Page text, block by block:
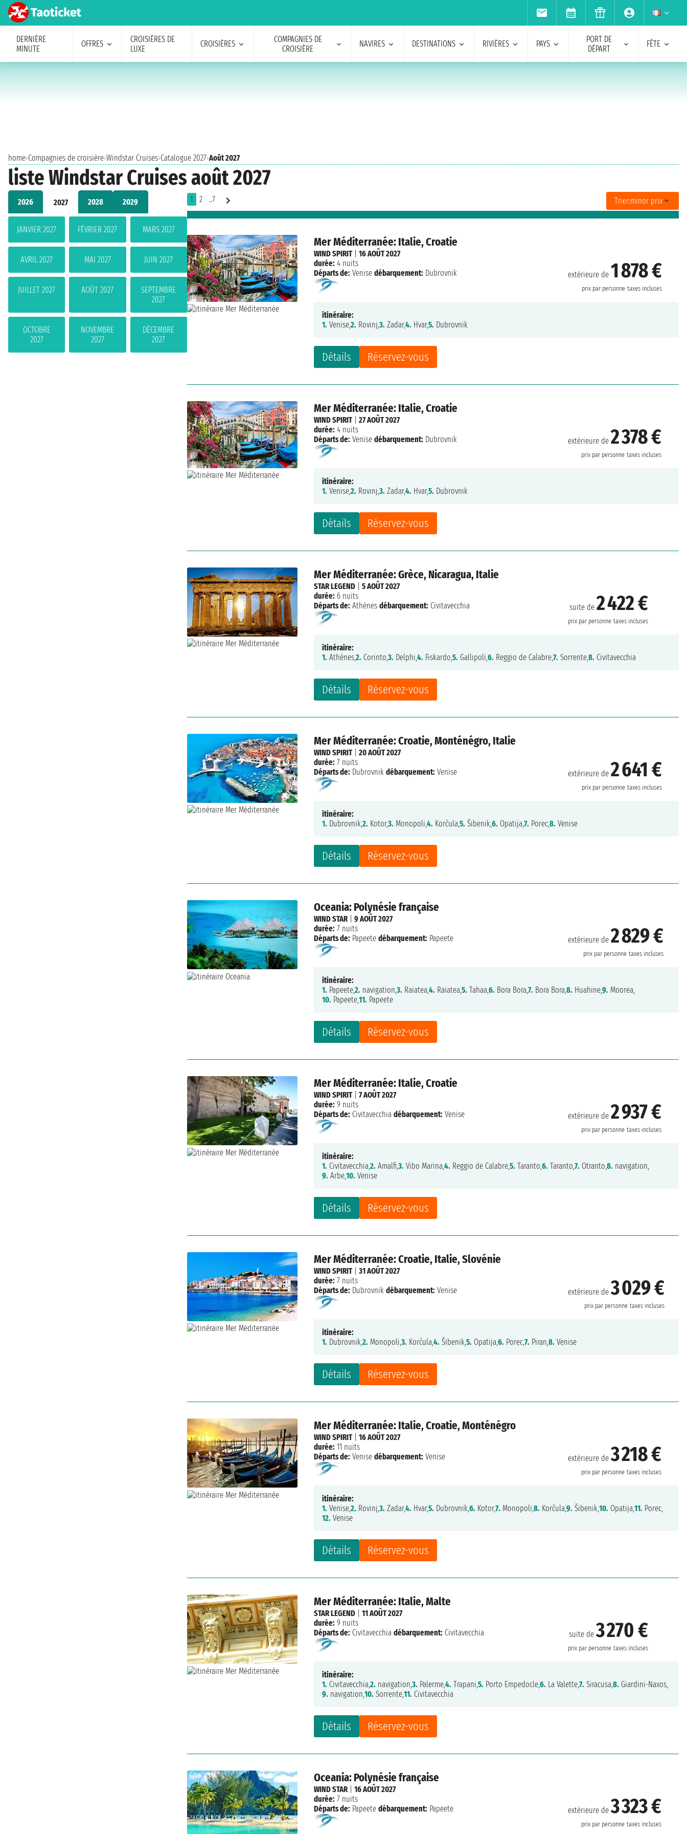
DERNIÈRE
MINUTE
OFFRES
CROISIÈRES DE
LUXE
CROISIÈRES
COMPAGNIES DE
CROISIÈRE
NAVIRES DESTINATIONS RIVIÈRES PAYS
PORT DE
DÉPART
FÊTE
home›Compagnies de croisière›Windstar Cruises›Catalogue 2027›Août 2027
liste Windstar Cruises août 2027
2026 2027 2028 2029
JANVIER 2027 FÉVRIER 2027 MARS 2027
AVRIL 2027 MAI 2027 JUIN 2027
JUILLET 2027 AOÛT 2027
SEPTEMBRE
2027
OCTOBRE
2027
NOVEMBRE
2027
DÉCEMBRE
2027
1 2 ..7 Trier:minor prix
Mer Méditerranée: Italie, Croatie
extérieure de 1 878 €
prix par personne taxes incluses
Détails Réservez-vous
WIND SPIRIT|16 AOÛT 2027
durée: 4 nuits
Départs de: Venise débarquement: Dubrovnik
itinéraire:
1. Venise,2. Rovinj,3. Zadar,4. Hvar,5. Dubrovnik
Mer Méditerranée: Italie, Croatie
extérieure de2 378 €
prix par personne taxes incluses
Détails Réservez-vous
WIND SPIRIT|27 AOÛT 2027
durée: 4 nuits
Départs de: Venise débarquement: Dubrovnik
itinéraire:
1. Venise,2. Rovinj,3. Zadar,4. Hvar,5. Dubrovnik
Mer Méditerranée: Grèce, Nicaragua, Italie
suite de2 422 €
prix par personne taxes incluses
Détails Réservez-vous
STAR LEGEND |5 AOÛT 2027
durée: 6 nuits
Départs de: Athènes débarquement: Civitavecchia
itinéraire:
1. Athènes,2. Corinto,3. Delphi,4. Fiskardo,5. Gallipoli,6. Reggio de Calabre,7. Sorrente,8. Civitavecchia
Mer Méditerranée: Croatie, Monténégro, Italie
extérieure de2 641 €
prix par personne taxes incluses
Détails Réservez-vous
WIND SPIRIT|20 AOÛT 2027
durée: 7 nuits
Départs de: Dubrovnik débarquement: Venise
itinéraire:
1. Dubrovnik,2. Kotor,3. Monopoli,4. Korčula,5. Šibenik,6. Opatija,7. Porec,8. Venise
Oceania: Polynésie française
extérieure de2 829 €
prix par personne taxes incluses
Détails Réservez-vous
WIND STAR|9 AOÛT 2027
durée: 7 nuits
Départs de: Papeete débarquement: Papeete
itinéraire:
1. Papeete,2. navigation,3. Raiatea,4. Raiatea,5. Tahaa,6. Bora Bora,7. Bora Bora,8. Huahine,9. Moorea,
10. Papeete,11. Papeete
Mer Méditerranée: Italie, Croatie
extérieure de2 937 €
prix par personne taxes incluses
Détails Réservez-vous
WIND SPIRIT|7 AOÛT 2027
durée: 9 nuits
Départs de: Civitavecchia débarquement: Venise
itinéraire:
1. Civitavecchia,2. Amalfi,3. Vibo Marina,4. Reggio de Calabre,5. Taranto,6. Taranto,7. Otranto,8. navigation,
9. Arbe,10. Venise
Mer Méditerranée: Croatie, Italie, Slovénie
extérieure de3 029 €
prix par personne taxes incluses
Détails Réservez-vous
WIND SPIRIT|31 AOÛT 2027
durée: 7 nuits
Départs de: Dubrovnik débarquement: Venise
itinéraire:
1. Dubrovnik,2. Monopoli,3. Korčula,4. Šibenik,5. Opatija,6. Porec,7. Piran,8. Venise
Mer Méditerranée: Italie, Croatie, Monténégro
extérieure de3 218 €
prix par personne taxes incluses
Détails Réservez-vous
WIND SPIRIT|16 AOÛT 2027
durée: 11 nuits
Départs de: Venise débarquement: Venise
itinéraire:
1. Venise,2. Rovinj,3. Zadar,4. Hvar,5. Dubrovnik,6. Kotor,7. Monopoli,8. Korčula,9. Šibenik,10. Opatija,11. Porec,
12. Venise
Mer Méditerranée: Italie, Malte
suite de3 270 €
prix par personne taxes incluses
Détails Réservez-vous
STAR LEGEND |11 AOÛT 2027
durée: 9 nuits
Départs de: Civitavecchia débarquement: Civitavecchia
itinéraire:
1. Civitavecchia,2. navigation,3. Palerme,4. Trapani,5. Porto Empedocle,6. La Valette,7. Siracusa,8. Giardini-Naxos,
9. navigation,10. Sorrente,11. Civitavecchia
Oceania: Polynésie française
extérieure de3 323 €
prix par personne taxes incluses
WIND STAR|16 AOÛT 2027
durée: 7 nuits
Départs de: Papeete débarquement: Papeete